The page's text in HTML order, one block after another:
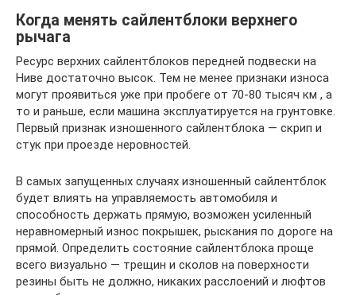
Когда менять сайлентблоки верхнего
рычага
Ресурс верхних сайлентблоков передней подвески на
Ниве достаточно высок. Тем не менее признаки износа
могут проявиться уже при пробеге от 70-80 тысяч км , а
то и раньше, если машина эксплуатируется на грунтовке.
Первый признак изношенного сайлентблока — скрип и
стук при проезде неровностей.
В самых запущенных случаях изношенный сайлентблок
будет влиять на управляемость автомобиля и
способность держать прямую, возможен усиленный
неравномерный износ покрышек, рыскания по дороге на
прямой. Определить состояние сайлентблока проще
всего визуально — трещин и сколов на поверхности
резины быть не должно, никаких расслоений и люфтов